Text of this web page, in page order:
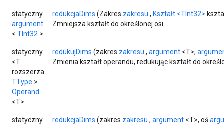
statyczny
argument
< TInt32 >
redukcjaDims (Zakres zakresu , Kształt <TInt32>
Zmniejsza kształt do określonej osi.
statyczny
<T
rozszerza
TType >
Operand
<T>
redukujDims (zakres zakresu , argument <T>,
Zmienia kształt operandu, redukując kształt do
statyczny
redukcjaDims (zakres zakresu , argument <T>, oś